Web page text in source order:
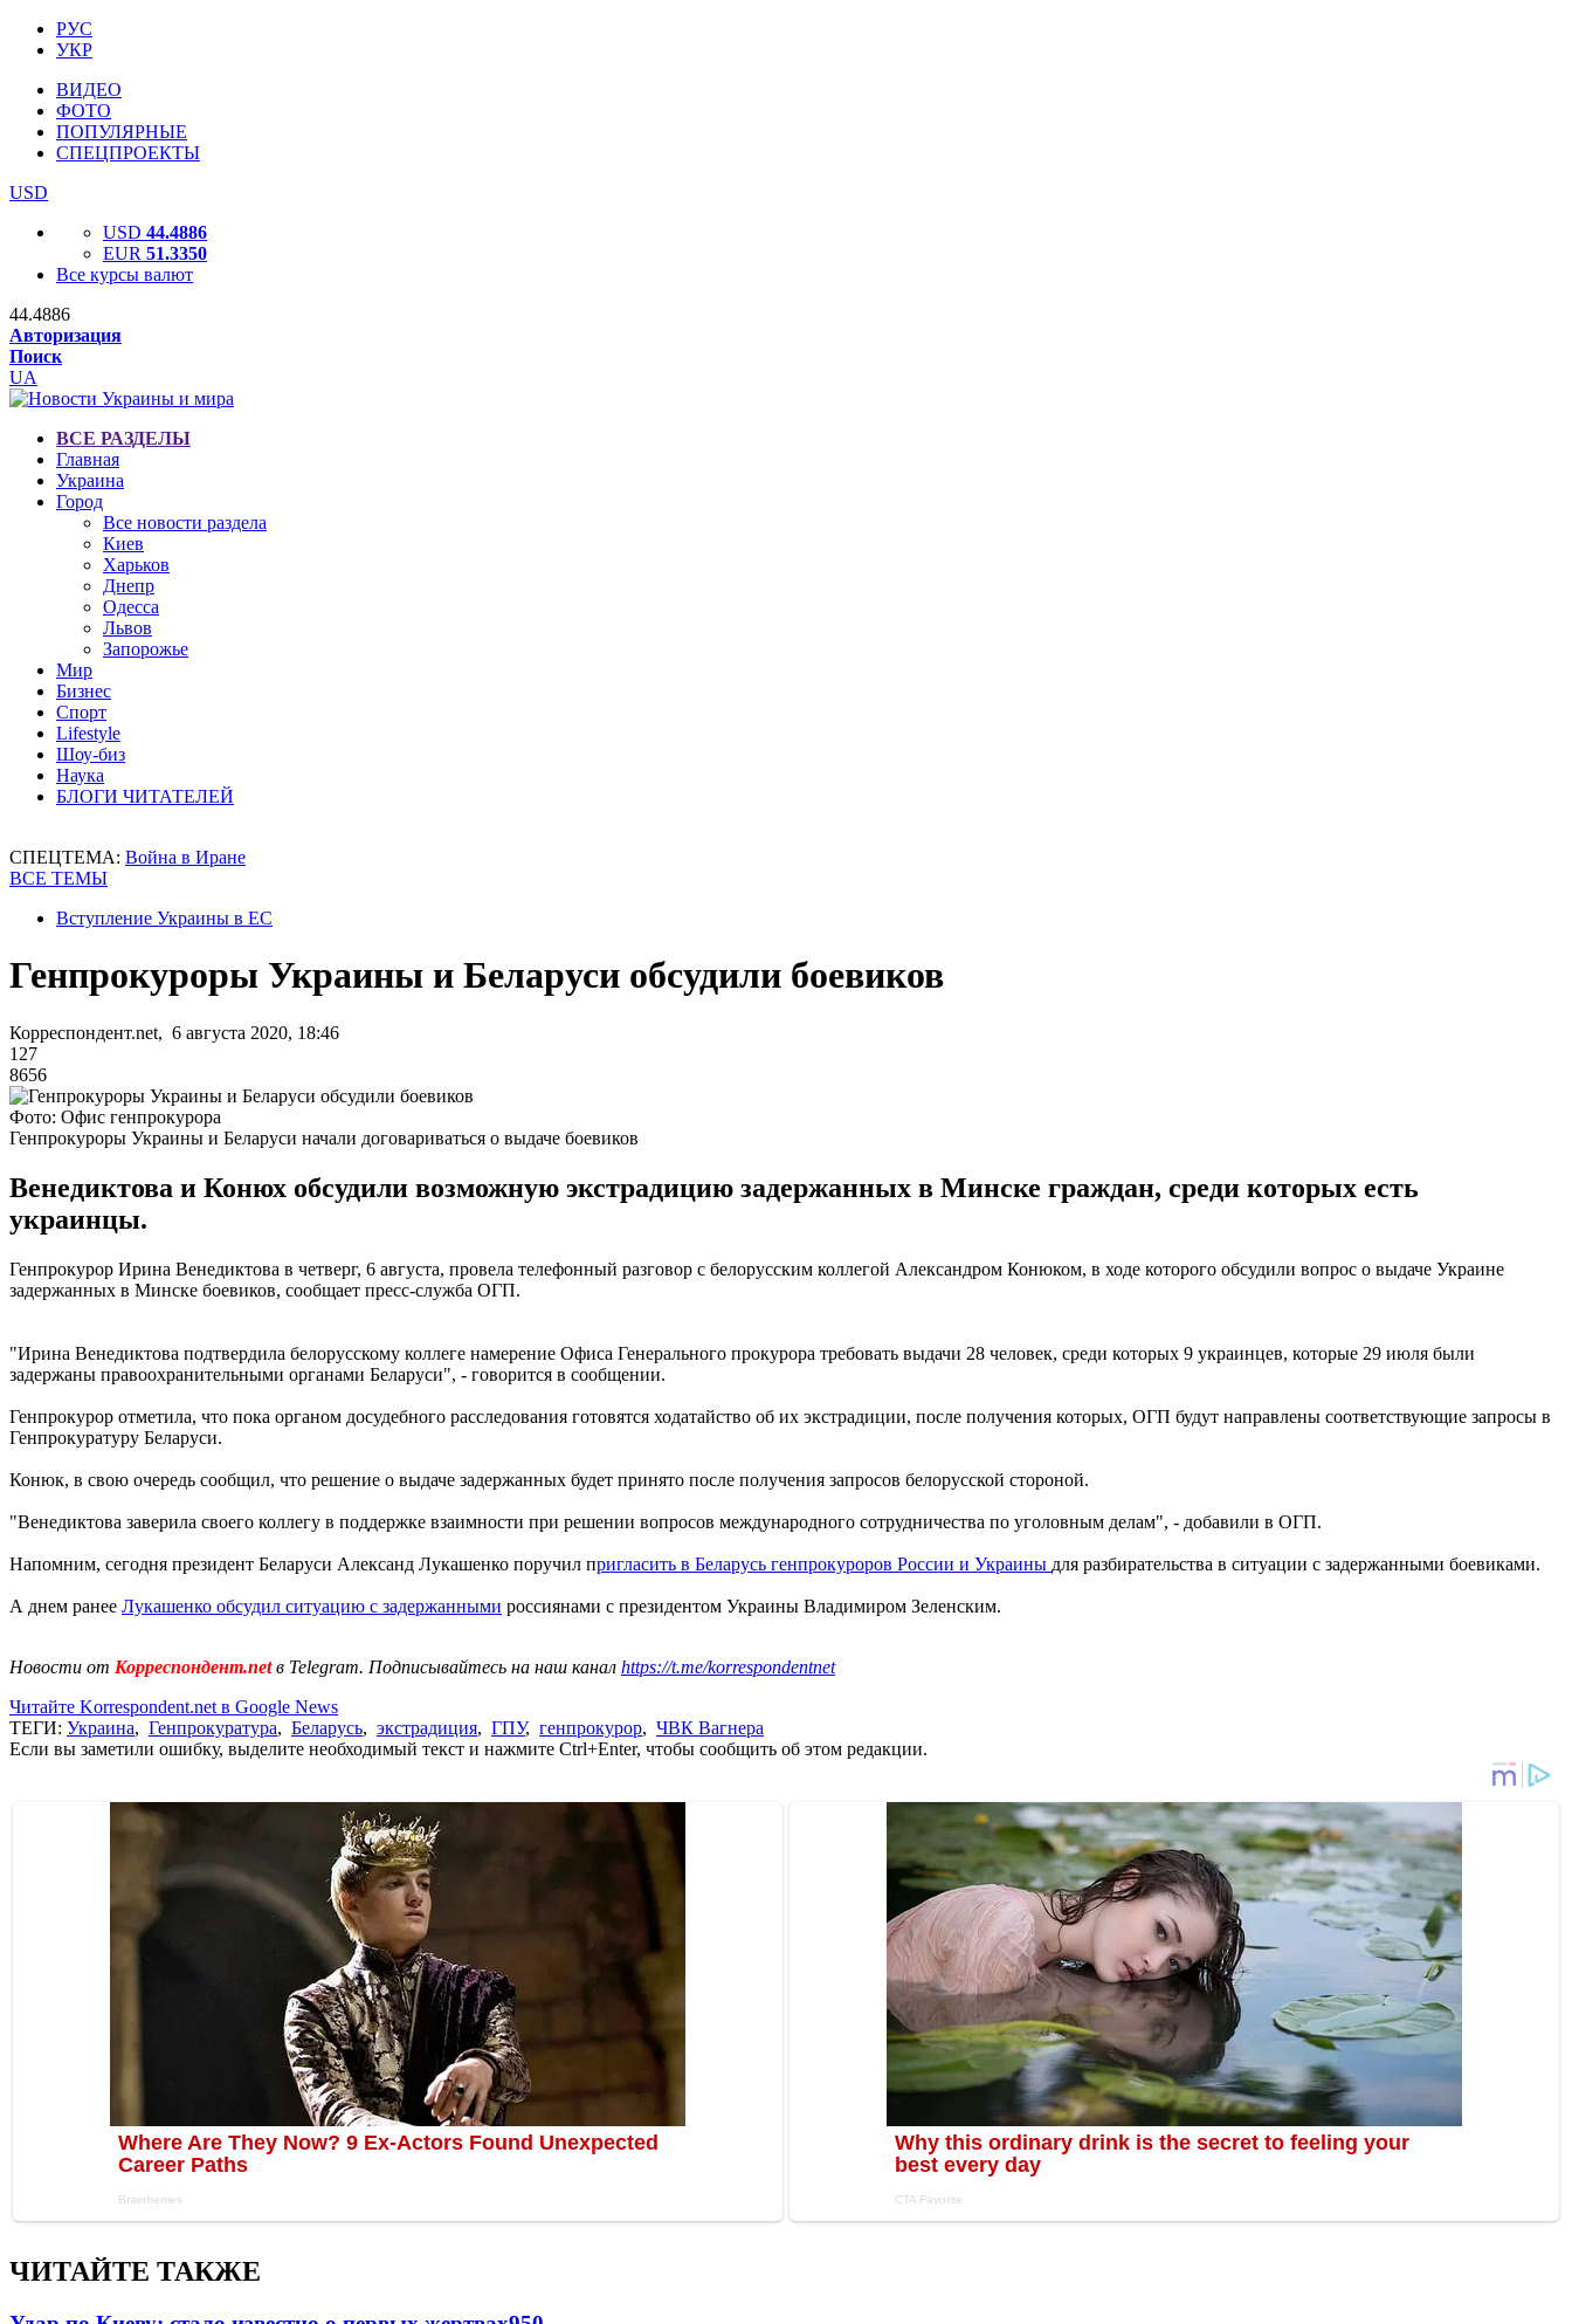
РУС
УКР
ВИДЕО
ФОТО
ПОПУЛЯРНЫЕ
СПЕЦПРОЕКТЫ
USD
USD 44.4886
EUR 51.3350
Все курсы валют
44.4886
Авторизация
Поиск
UA
ВСЕ РАЗДЕЛЫ
Главная
Украина
Город
Все новости раздела
Киев
Харьков
Днепр
Одесса
Львов
Запорожье
Мир
Бизнес
Спорт
Lifestyle
Шоу-биз
Наука
БЛОГИ ЧИТАТЕЛЕЙ
СПЕЦТЕМА: Война в Иране
ВСЕ ТЕМЫ
Вступление Украины в ЕС
Генпрокуроры Украины и Беларуси обсудили боевиков
Корреспондент.net, 6 августа 2020, 18:46
127
8656
Фото: Офис генпрокурора
Генпрокуроры Украины и Беларуси начали договариваться о выдаче боевиков
Венедиктова и Конюх обсудили возможную экстрадицию задержанных в Минске граждан, среди которых есть
украинцы.
Генпрокурор Ирина Венедиктова в четверг, 6 августа, провела телефонный разговор с белорусским коллегой Александром Конюком, в ходе которого обсудили вопрос о выдаче Украине
задержанных в Минске боевиков, сообщает пресс-служба ОГП.
"Ирина Венедиктова подтвердила белорусскому коллеге намерение Офиса Генерального прокурора требовать выдачи 28 человек, среди которых 9 украинцев, которые 29 июля были
задержаны правоохранительными органами Беларуси", - говорится в сообщении.
Генпрокурор отметила, что пока органом досудебного расследования готовятся ходатайство об их экстрадиции, после получения которых, ОГП будут направлены соответствующие запросы в
Генпрокуратуру Беларуси.
Конюк, в свою очередь сообщил, что решение о выдаче задержанных будет принято после получения запросов белорусской стороной.
"Венедиктова заверила своего коллегу в поддержке взаимности при решении вопросов международного сотрудничества по уголовным делам", - добавили в ОГП.
Напомним, сегодня президент Беларуси Александ Лукашенко поручил пригласить в Беларусь генпрокуроров России и Украины для разбирательства в ситуации с задержанными боевиками.
А днем ранее Лукашенко обсудил ситуацию с задержанными россиянами с президентом Украины Владимиром Зеленским.
Новости от Корреспондент.netв Telegram. Подписывайтесь на наш канал https://t.me/korrespondentnet
Читайте Korrespondent.net в Google News
ТЕГИ: Украина, Генпрокуратура, Беларусь, экстрадиция, ГПУ, генпрокурор, ЧВК Вагнера
Если вы заметили ошибку, выделите необходимый текст и нажмите Ctrl+Enter, чтобы сообщить об этом редакции.
ЧИТАЙТЕ ТАКЖЕ